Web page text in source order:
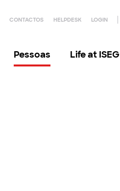
CONTACTOS HELPDESK LOGIN
Pessoas Life at ISEG